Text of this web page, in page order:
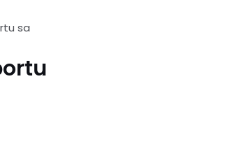
sa